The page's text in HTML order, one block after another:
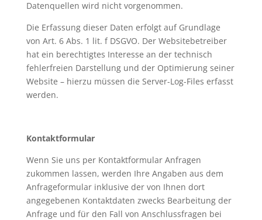
Datenquellen wird nicht vorgenommen.
Die Erfassung dieser Daten erfolgt auf Grundlage
von Art. 6 Abs. 1 lit. f DSGVO. Der Websitebetreiber
hat ein berechtigtes Interesse an der technisch
fehlerfreien Darstellung und der Optimierung seiner
Website – hierzu müssen die Server-Log-Files erfasst
werden.
Kontaktformular
Wenn Sie uns per Kontaktformular Anfragen
zukommen lassen, werden Ihre Angaben aus dem
Anfrageformular inklusive der von Ihnen dort
angegebenen Kontaktdaten zwecks Bearbeitung der
Anfrage und für den Fall von Anschlussfragen bei